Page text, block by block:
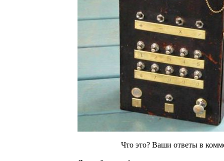
Что это? Ваши ответы в